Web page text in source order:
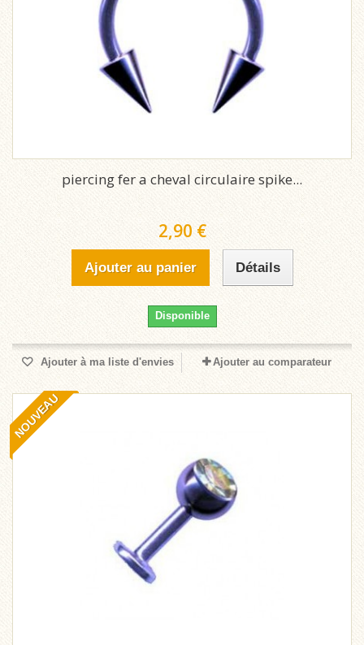
piercing fer a cheval circulaire spike...
2,90 €
Ajouter au panier Détails
Disponible
Ajouter à ma liste d'envies Ajouter au comparateur
NOUVEAU